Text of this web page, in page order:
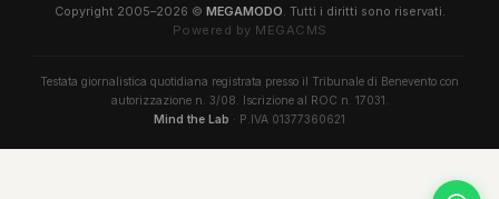
Copyright 2005–2026 © MEGAMODO. Tutti i diritti sono riservati.
Powered by MEGACMS
Testata giornalistica quotidiana registrata presso il Tribunale di Benevento con
autorizzazione n. 3/08. Iscrizione al ROC n. 17031.
Mind the Lab · P.IVA 01377360621